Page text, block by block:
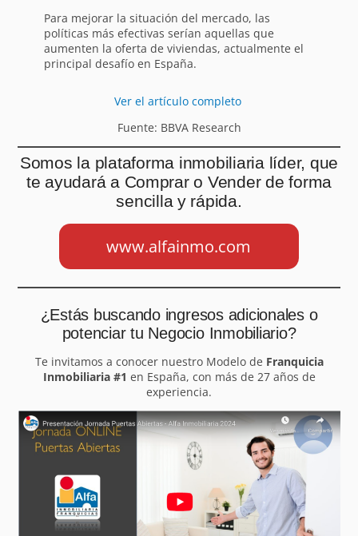
Para mejorar la situación del mercado, las
políticas más efectivas serían aquellas que
aumenten la oferta de viviendas, actualmente el
principal desafío en España.
Ver el artículo completo
Fuente: BBVA Research
Somos la plataforma inmobiliaria líder, que
te ayudará a Comprar o Vender de forma
sencilla y rápida.
www.alfainmo.com
¿Estás buscando ingresos adicionales o
potenciar tu Negocio Inmobiliario?
Te invitamos a conocer nuestro Modelo de Franquicia
Inmobiliaria #1 en España, con más de 27 años de
experiencia.